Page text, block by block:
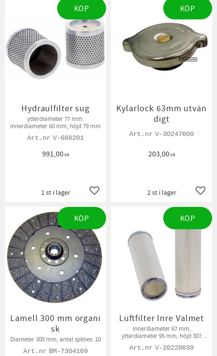
Hydraulfilter sug
ytterdiameter 77 mm.
innerdiameter 60 mm, höjd 79 mm
V-668201
991,00KR
Lägg till i favoriter
1 st i lager
KÖP
Kylarlock 63mm utvän
digt
V-30247600
203,00KR
2 st i lager
KÖP
Lamell 300 mm organi
sk
Diameter 300 mm, antal splines: 10
BM-7304169
KÖP
Luftfilter Inre Valmet
innerdiameter 67 mm,
ytterdiameter 95 mm, höjd 307
V-20228639
KÖP